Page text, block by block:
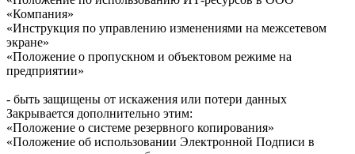
«Компания»
«Инструкция по управлению изменениями на межсетевом
экране»
«Положение о пропускном и объектовом режиме на
предприятии»
- быть защищены от искажения или потери данных
Закрывается дополнительно этим:
«Положение о системе резервного копирования»
«Положение об использовании Электронной Подписи в